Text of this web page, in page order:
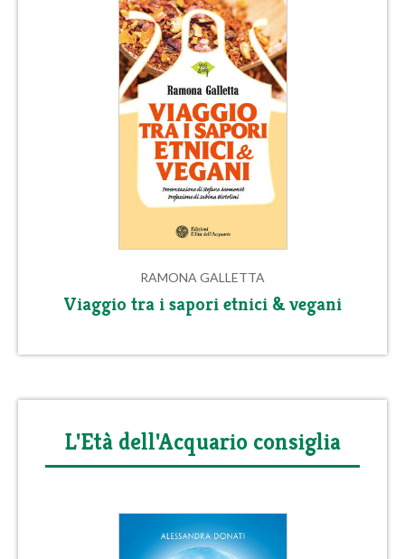
RAMONA GALLETTA
Viaggio tra i sapori etnici & vegani
L'Età dell'Acquario consiglia